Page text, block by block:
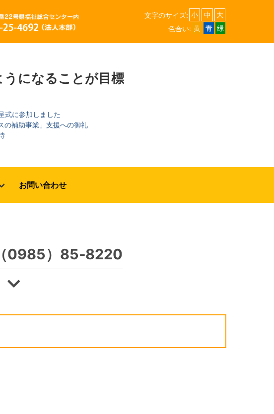
文字のサイズ: 小 中
大
色合い: 黄 青 緑
になることが目標
式に参加しました
の補助事業」支援への御礼
お問い合わせ
0985）85‐8220